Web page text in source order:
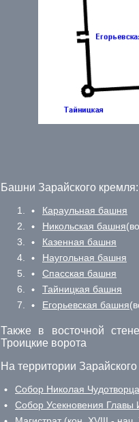
Башни Зарайского кремля:
Караульная башня
Никольская башня
Казенная башня
Наугольная башня
Спасская башня
Тайницкая башня
Егорьевская башня
Также в восточной
Троицкие ворота
На территории
Собор Николая Чудотворца
Собор Усекновения Главы